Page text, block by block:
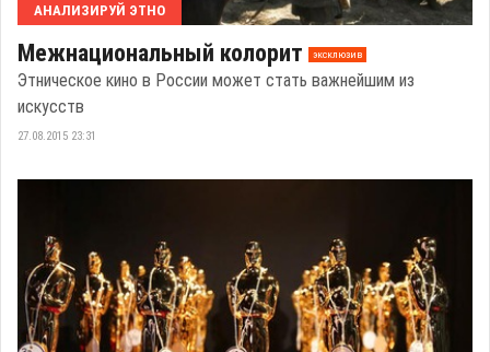
АНАЛИЗИРУЙ ЭТНО
Межнациональный колорит эксклюзив
Этническое кино в России может стать важнейшим из
искусств
27.08.2015 23:31